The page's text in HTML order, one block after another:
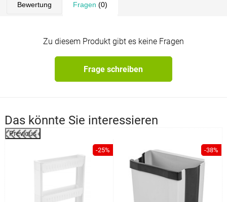
Bewertung Fragen (0)
Zu diesem Produkt gibt es keine Fragen
Frage schreiben
Das könnte Sie interessieren
Previous
-25% -38%